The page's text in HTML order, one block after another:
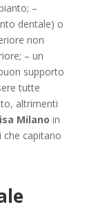
–
dentale) o
non
– un
supporto
tutte
altrimenti
Milano in
che capitano